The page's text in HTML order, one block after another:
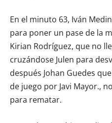
En el minuto 63, Iván
para poner un pase de la
Kirian Rodríguez, que no
cruzándose Julen para
después Johan Guedes
de juego por Javi Mayor.,
para rematar.